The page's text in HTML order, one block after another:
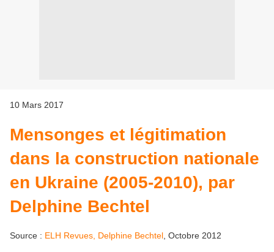
10 Mars 2017
Mensonges et légitimation
dans la construction nationale
en Ukraine (2005-2010), par
Delphine Bechtel
Source : ELH Revues, Delphine Bechtel , Octobre 2012